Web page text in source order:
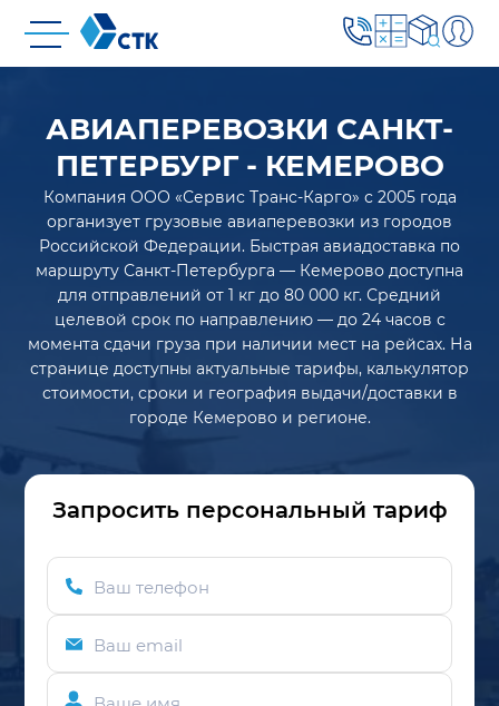
АВИАПЕРЕВОЗКИ САНКТ-
ПЕТЕРБУРГ - КЕМЕРОВО
Компания ООО «Сервис Транс-Карго» с 2005 года
организует грузовые авиаперевозки из городов
Российской Федерации. Быстрая авиадоставка по
маршруту Санкт-Петербурга — Кемерово доступна
для отправлений от 1 кг до 80 000 кг. Средний
целевой срок по направлению — до 24 часов с
момента сдачи груза при наличии мест на рейсах. На
странице доступны актуальные тарифы, калькулятор
стоимости, сроки и география выдачи/доставки в
городе Кемерово и регионе.
Запросить персональный тариф
Ваш телефон
Ваш email